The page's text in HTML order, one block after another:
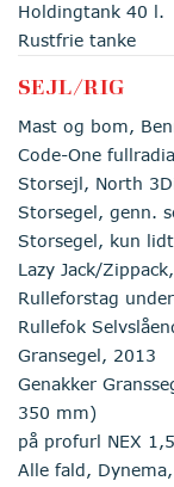
Holdingtank 40 l.
Rustfrie tanke
SEJL/RIG
Mast og bom,
Code-One
Storsejl, North
Storsegel, genn.
Storsegel, kun
Lazy Jack/
Rulleforstag
Rullefok
Gransegel, 2013
Genakker
350 mm)
på profurl NEX
Alle fald,